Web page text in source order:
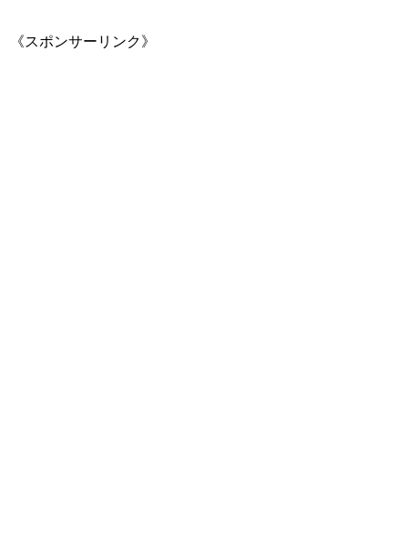
《スポンサーリンク》